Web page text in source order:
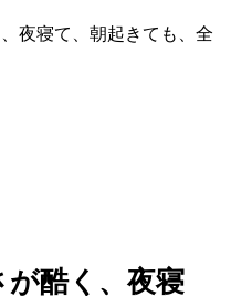
夜寝て、朝起きても、全
酷く、夜寝